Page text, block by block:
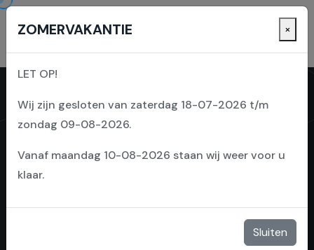
PROJECT ZUIDHORN
ZOMERVAKANTIE ×
LET OP!
Wij zijn gesloten van zaterdag 18-07-2026 t/m
zondag 09-08-2026.
Vanaf maandag 10-08-2026 staan wij weer voor u
klaar.
Sluiten